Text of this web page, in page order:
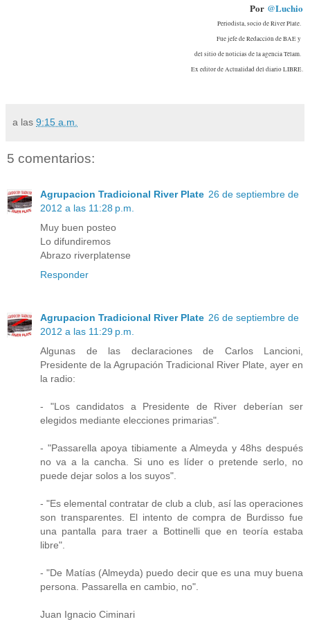
Por @Luchio
Periodista, socio de River Plate.
Fue jefe de Redacción de BAE y
del sitio de noticias de la agencia Télam.
Ex editor de Actualidad del diario LIBRE.
a las 9:15 a.m.
5 comentarios:
Agrupacion Tradicional River Plate 26 de septiembre de
2012 a las 11:28 p.m.
Muy buen posteo
Lo difundiremos
Abrazo riverplatense
Responder
Agrupacion Tradicional River Plate 26 de septiembre de
2012 a las 11:29 p.m.
Algunas de las declaraciones de Carlos Lancioni,
Presidente de la Agrupación Tradicional River Plate, ayer en
la radio:
- "Los candidatos a Presidente de River deberían ser
elegidos mediante elecciones primarias".
- "Passarella apoya tibiamente a Almeyda y 48hs después
no va a la cancha. Si uno es líder o pretende serlo, no
puede dejar solos a los suyos".
- "Es elemental contratar de club a club, así las operaciones
son transparentes. El intento de compra de Burdisso fue
una pantalla para traer a Bottinelli que en teoría estaba
libre".
- "De Matías (Almeyda) puedo decir que es una muy buena
persona. Passarella en cambio, no".
Juan Ignacio Ciminari